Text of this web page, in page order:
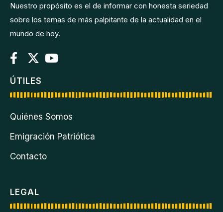
Nuestro propósito es el de informar con honesta seriedad
sobre los temas de más palpitante de la actualidad en el
mundo de hoy.
ÚTILES
Quiénes Somos
Emigración Patriótica
Contacto
LEGAL